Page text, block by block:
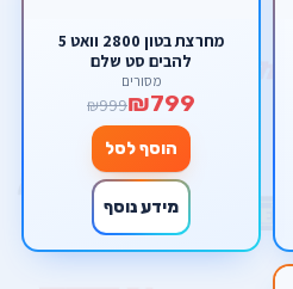
מחרצת בטון 2800 וואט 5
להבים סט שלם
מסורים
₪799
₪999
הוסף לסל
מידע נוסף